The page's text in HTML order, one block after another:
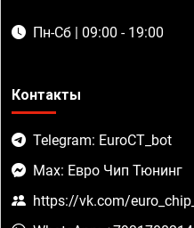
Пн-Сб | 09:00 - 19:00
Контакты
Telegram: EuroCT_bot
Max: Евро Чип Тюнинг
https://vk.com/